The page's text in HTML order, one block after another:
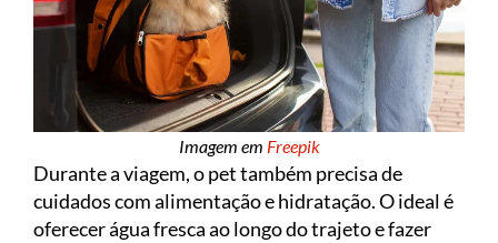
Imagem em Freepik
Durante a viagem, o pet também precisa de
cuidados com alimentação e hidratação. O ideal é
oferecer água fresca ao longo do trajeto e fazer